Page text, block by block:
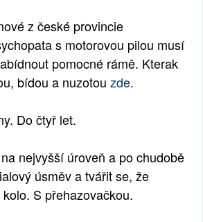
z české provincie
s motorovou pilou musí
pomocné rámě. Kterak
bídou a nuzotou zde.
Do čtyř let.
nejvyšší úroveň a po chudobě
úsměv a tvářit se, že
S přehazovačkou.